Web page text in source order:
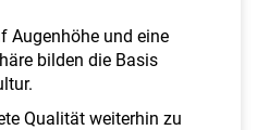
Augenhöhe und eine
bilden die Basis
Qualität weiterhin zu